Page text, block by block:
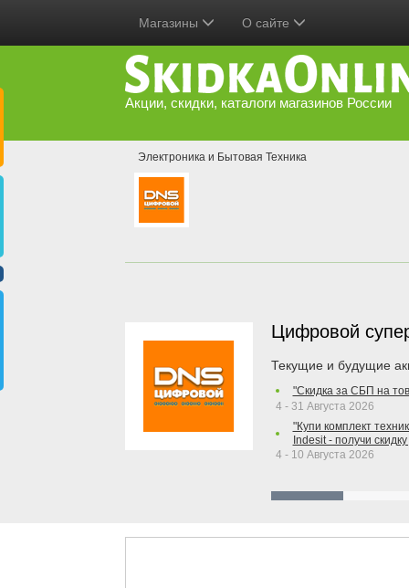
Магазины О сайте
Акции, скидки, каталоги магазинов России
Электроника и Бытовая Техника
Цифровой
Текущие и будущие
"Скидка за СБП на
4 - 31 Августа 2026
"Купи комплект
Indesit - получи
4 - 10 Августа 2026